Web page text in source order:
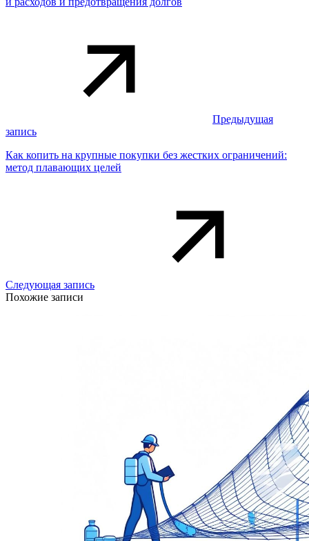
Предыдущая
запись
Как копить на крупные покупки без жестких ограничений:
метод плавающих целей
Следующая запись
Похожие записи